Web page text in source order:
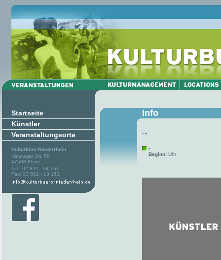
Startseite
Künstler
Veranstaltungsorte
Kulturbüro Niederrhein
Nimweger Str. 58
47533 Kleve
Tel.: 02 821 - 24 161
Fax: 02 821 - 13 161
Info
""
-
Beginn: Uhr